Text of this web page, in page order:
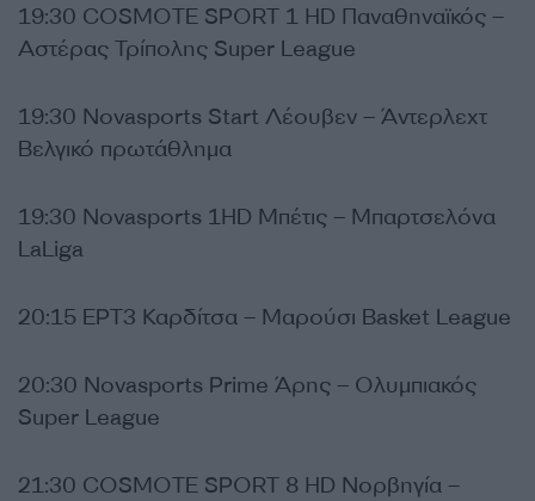
19:30 COSMOTE SPORT 1 HD Παναθηναϊκός –
Αστέρας Τρίπολης Super League
19:30 Novasports Start Λέουβεν – Άντερλεχτ
Βελγικό πρωτάθλημα
19:30 Novasports 1HD Μπέτις – Μπαρτσελόνα
LaLiga
20:15 ΕΡΤ3 Καρδίτσα – Μαρούσι Basket League
20:30 Novasports Prime Άρης – Ολυμπιακός
Super League
21:30 COSMOTE SPORT 8 HD Νορβηγία –